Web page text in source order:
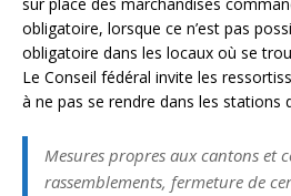
obligatoire, lorsque ce n’est pas
obligatoire dans les locaux où se
Le Conseil fédéral invite les
à ne pas se rendre dans les stations
Mesures propres aux cantons et
rassemblements, fermeture de